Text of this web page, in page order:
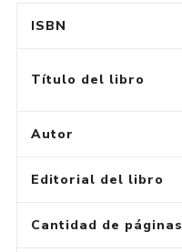
ISBN
Título del libro
Autor
Editorial del libro
Cantidad de páginas